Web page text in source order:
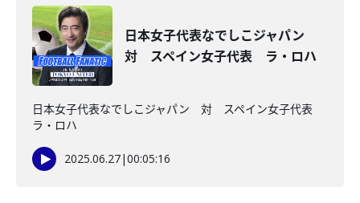
日本女子代表なでしこジャパン
対 スペイン女子代表 ラ・ロハ
日本女子代表なでしこジャパン 対 スペイン女子代表
ラ・ロハ
2025.06.27|00:05:16